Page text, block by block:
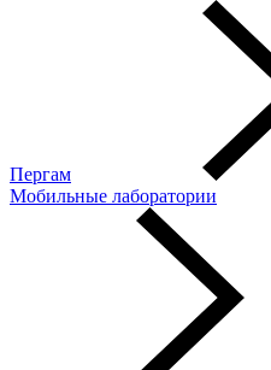
Пергам
Мобильные лаборатории